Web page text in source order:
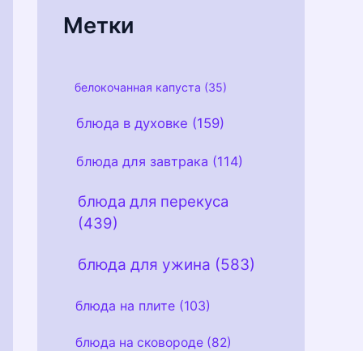
Метки
белокочанная капуста (35)
блюда в духовке (159)
блюда для завтрака (114)
блюда для перекуса
(439)
блюда для ужина (583)
блюда на плите (103)
блюда на сковороде (82)